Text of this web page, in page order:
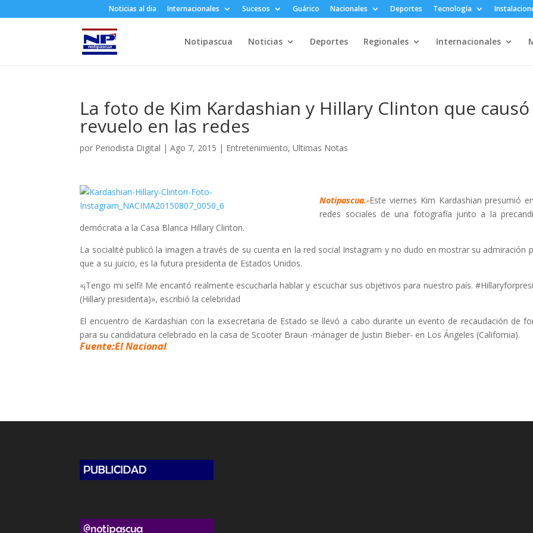
Noticias al dia Internacionales Sucesos Guárico Nacionales Deportes Tecnología
Notipascua Noticias Deportes Regionales Internacionales
La foto de Kim Kardashian y Hillary Clinton que causó
revuelo en las redes
por Periodista Digital |Ago 7, 2015 | Entretenimiento,Ultimas Notas
Notipascua.-Este viernes Kim Kardashian presumió
redes sociales de una fotografía junto a la
demócrata a la Casa Blanca Hillary Clinton.
La socialité publicó la imagen a través de su cuenta en la red social Instagram y no dudo en mostrar su admiración
que a su juicio, es la futura presidenta de Estados Unidos.
«¡Tengo mi selfi! Me encantó realmente escucharla hablar y escuchar sus objetivos para nuestro país.
(Hillary presidenta)», escribió la celebridad
El encuentro de Kardashian con la exsecretaria de Estado se llevó a cabo durante un evento de recaudación de
para su candidatura celebrado en la casa de Scooter Braun -mánager de Justin Bieber- en Los Ángeles (California).
Fuente:El Nacional